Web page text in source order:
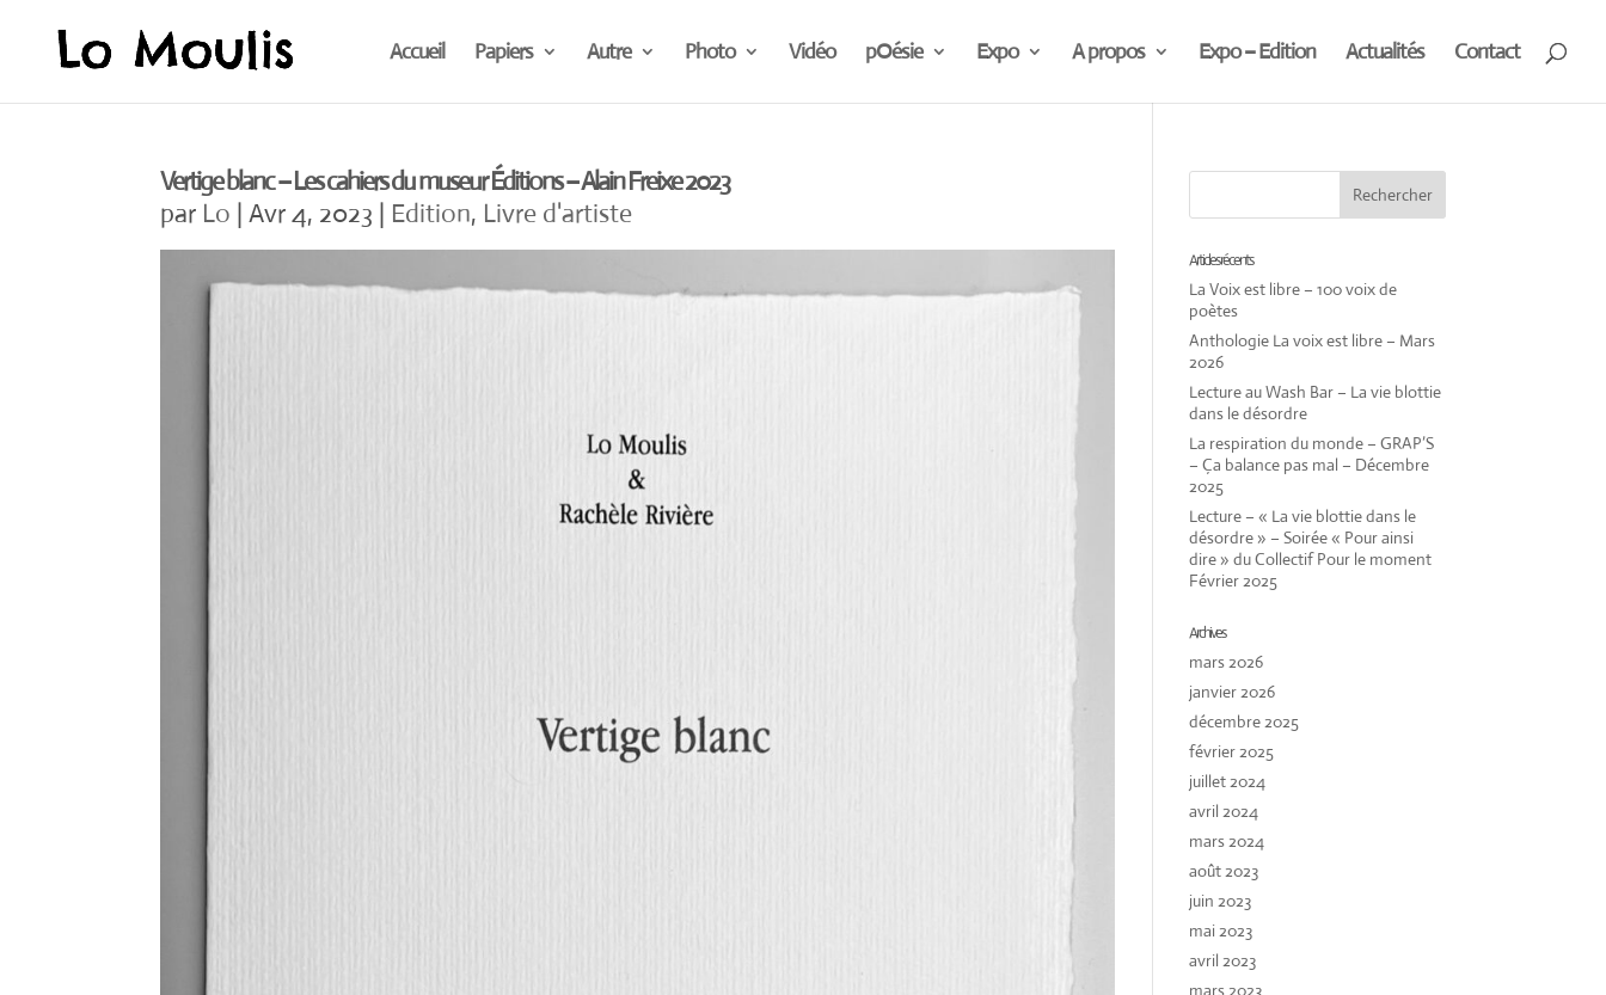
Accueil Papiers Autre Photo Vidéo pOésie Expo A propos Expo – Edition Actualités Contact
Vertige blanc – Les cahiers du museur Éditions – Alain Freixe 2023
par Lo |Avr 4, 2023 | Edition, Livre d'artiste
Articles récents
La Voix est libre – 100 voix de
poètes
Anthologie La voix est libre – Mars
2026
Lecture au Wash Bar – La vie blottie
dans le désordre
La respiration du monde – GRAP’S
– Ça balance pas mal – Décembre
2025
Lecture – « La vie blottie dans le
désordre » – Soirée « Pour ainsi
dire » du Collectif Pour le moment
Février 2025
Archives
mars 2026
janvier 2026
décembre 2025
février 2025
juillet 2024
avril 2024
mars 2024
août 2023
juin 2023
mai 2023
avril 2023
mars 2023